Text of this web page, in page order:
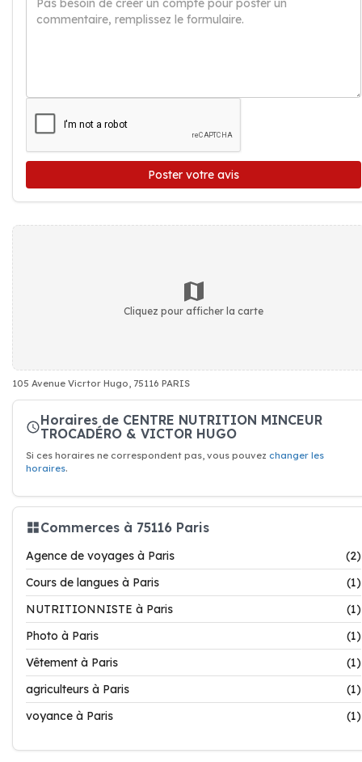
Poster votre avis
Cliquez pour afficher la carte
105 Avenue Vicrtor Hugo, 75116 PARIS
Horaires de CENTRE NUTRITION MINCEUR
TROCADÉRO & VICTOR HUGO
Si ces horaires ne correspondent pas, vous pouvez changer les
horaires.
Commerces à 75116 Paris
Agence de voyages à Paris
(2)
Cours de langues à Paris
(1)
NUTRITIONNISTE à Paris
(1)
Photo à Paris
(1)
Vêtement à Paris
(1)
agriculteurs à Paris
(1)
voyance à Paris
(1)